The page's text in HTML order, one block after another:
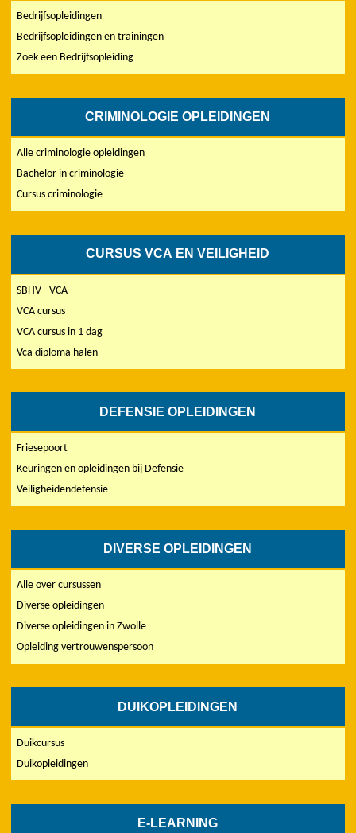
Bedrijfsopleidingen
Bedrijfsopleidingen en trainingen
Zoek een Bedrijfsopleiding
CRIMINOLOGIE OPLEIDINGEN
Alle criminologie opleidingen
Bachelor in criminologie
Cursus criminologie
CURSUS VCA EN VEILIGHEID
SBHV - VCA
VCA cursus
VCA cursus in 1 dag
Vca diploma halen
DEFENSIE OPLEIDINGEN
Friesepoort
Keuringen en opleidingen bij Defensie
Veiligheidendefensie
DIVERSE OPLEIDINGEN
Alle over cursussen
Diverse opleidingen
Diverse opleidingen in Zwolle
Opleiding vertrouwenspersoon
DUIKOPLEIDINGEN
Duikcursus
Duikopleidingen
E-LEARNING